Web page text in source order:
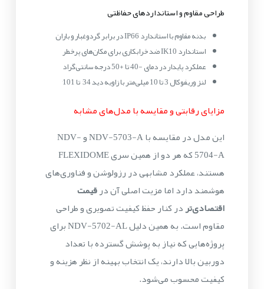
طراحی مقاوم و استانداردهای حفاظتی
بدنه مقاوم با استاندارد IP66 در برابر گردوغبار و باران
استاندارد IK10 ضد خرابکاری برای مکان‌های پرخطر
عملکرد پایدار در دمای -40 تا +50 درجه سانتی‌گراد
لنز وریفوکال 3 تا 10 میلی‌متر با زاویه دید 34° تا 101°
مزایای رقابتی و مقایسه با مدل‌های مشابه
این مدل در مقایسه با NDV-5703-A و NDV-
5704-A که هر دو از همین سری FLEXIDOME
هستند، عملکرد مشابهی در رزولوشن و فناوری‌های
هوشمند دارد اما مزیت اصلی آن درقیمت
اقتصادی‌تردر کنار حفظ کیفیت تصویری و طراحی
مقاوم است. به همین دلیل NDV-5702-AL برای
پروژه‌هایی که نیاز به پوشش گسترده با تعداد
دوربین بالا دارند، یک انتخاب بهینه از نظر هزینه و
کیفیت محسوب می‌شود.